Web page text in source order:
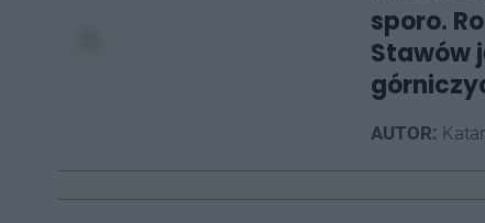
sporo.
Stawów
AUTOR: